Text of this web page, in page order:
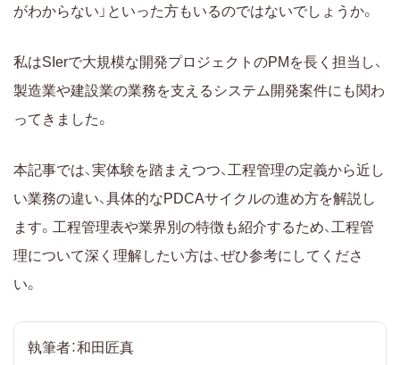
Check：実施結果を評価する
ネットワーク図（PERT図）
累積グラフ（流動数曲線）
工程管理の方法
紙・ホワイトボードで管理する
業界別の工程管理の特徴
がわからない」といった方もいるのではないでしょうか。
私はSIerで大規模な開発プロジェクトのPMを長く担当し、
製造業や建設業の業務を支えるシステム開発案件にも関わ
ってきました。
本記事では、実体験を踏まえつつ、工程管理の定義から近し
い業務の違い、具体的なPDCAサイクルの進め方を解説し
ます。工程管理表や業界別の特徴も紹介するため、工程管
理について深く理解したい方は、ぜひ参考にしてくださ
い。
執筆者：和田匠真